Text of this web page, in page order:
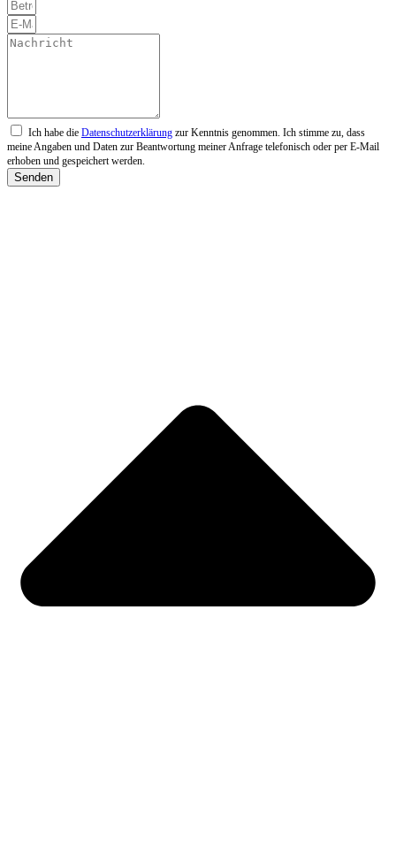
Ich habe die Datenschutzerklärung zur Kenntnis genommen. Ich stimme zu, dass
meine Angaben und Daten zur Beantwortung meiner Anfrage telefonisch oder per E-Mail
erhoben und gespeichert werden.
Senden